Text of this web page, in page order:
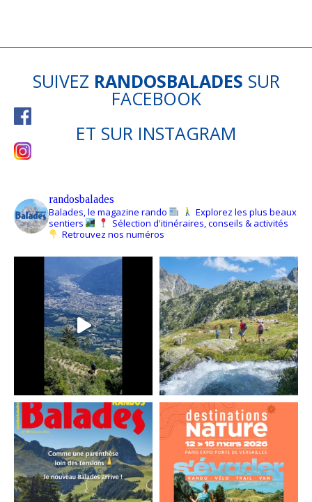
SUIVEZ RANDOSBALADES SUR
FACEBOOK
ET SUR INSTAGRAM
randosbalades
Balades, le magazine rando
Explorez les plus beaux
sentiers
Sélection d'itinéraires, conseils & activités
Retrouvez nos numéros